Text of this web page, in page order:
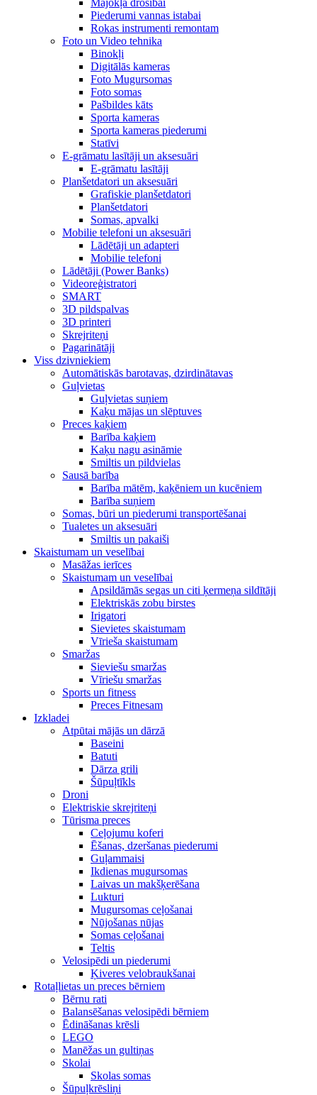
Mājokļa drošībai
Piederumi vannas istabai
Rokas instrumenti remontam
Foto un Video tehnika
Binokļi
Digitālās kameras
Foto Mugursomas
Foto somas
Pašbildes kāts
Sporta kameras
Sporta kameras piederumi
Statīvi
E-grāmatu lasītāji un aksesuāri
E-grāmatu lasītāji
Planšetdatori un aksesuāri
Grafiskie planšetdatori
Planšetdatori
Somas, apvalki
Mobilie telefoni un aksesuāri
Lādētāji un adapteri
Mobilie telefoni
Lādētāji (Power Banks)
Videoreģistratori
SMART
3D pildspalvas
3D printeri
Skrejriteņi
Pagarinātāji
Viss dzivniekiem
Automātiskās barotavas, dzirdinātavas
Guļvietas
Guļvietas suņiem
Kaķu mājas un slēptuves
Preces kaķiem
Barība kaķiem
Kaķu nagu asināmie
Smiltis un pildvielas
Sausā barība
Barība mātēm, kaķēniem un kucēniem
Barība suņiem
Somas, būri un piederumi transportēšanai
Tualetes un aksesuāri
Smiltis un pakaiši
Skaistumam un veselībai
Masāžas ierīces
Skaistumam un veselībai
Apsildāmās segas un citi ķermeņa sildītāji
Elektriskās zobu birstes
Irigatori
Sievietes skaistumam
Vīrieša skaistumam
Smaržas
Sieviešu smaržas
Vīriešu smaržas
Sports un fitness
Preces Fitnesam
Izkladei
Atpūtai mājās un dārzā
Baseini
Batuti
Dārza grili
Šūpuļtīkls
Droni
Elektriskie skrejriteņi
Tūrisma preces
Ceļojumu koferi
Ēšanas, dzeršanas piederumi
Guļammaisi
Ikdienas mugursomas
Laivas un makšķerēšana
Lukturi
Mugursomas ceļošanai
Nūjošanas nūjas
Somas ceļošanai
Teltis
Velosipēdi un piederumi
Ķiveres velobraukšanai
Rotaļlietas un preces bērniem
Bērnu rati
Balansēšanas velosipēdi bērniem
Ēdināšanas krēsli
LEGO
Manēžas un gultiņas
Skolai
Skolas somas
Šūpuļkrēsliņi